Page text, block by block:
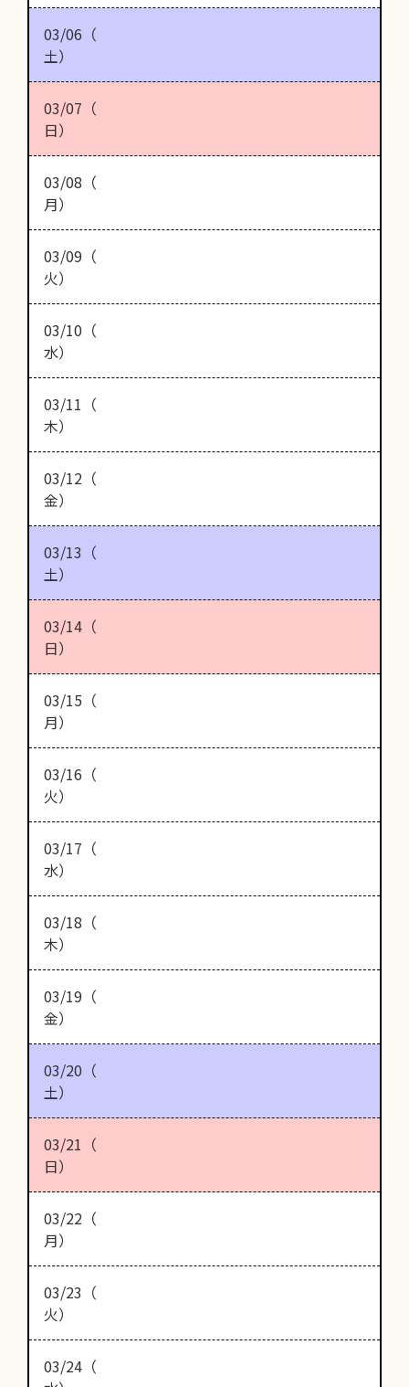
03/06（
土）
03/07（
日）
03/08（
月）
03/09（
火）
03/10（
水）
03/11（
木）
03/12（
金）
03/13（
土）
03/14（
日）
03/15（
月）
03/16（
火）
03/17（
水）
03/18（
木）
03/19（
金）
03/20（
土）
03/21（
日）
03/22（
月）
03/23（
火）
03/24（